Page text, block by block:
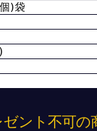
)袋
ント不可の